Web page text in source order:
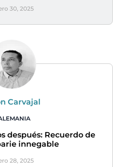
30, 2025
Carvajal
después: Recuerdo de
innegable
28, 2025